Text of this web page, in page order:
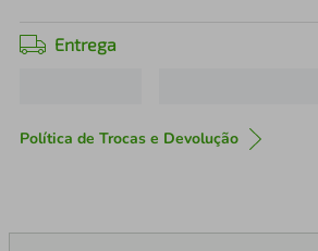
Entrega
Política de Trocas e Devolução